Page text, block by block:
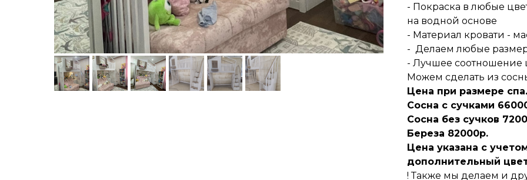
- Покраска в любые
на водной основе
- Материал кровати -
- ️ Делаем любые
- Лучшее соотношение
Можем сделать из
Цена при размере
Сосна с сучками
Сосна без сучков
Береза 82000р.
Цена указана с
дополнительный
! Также мы делаем и